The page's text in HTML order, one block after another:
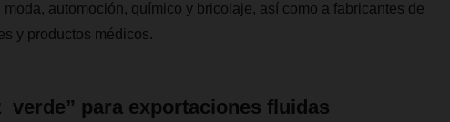
automoción, químico y bricolaje, así como a fabricantes de
y productos médicos.
verde” para exportaciones fluidas